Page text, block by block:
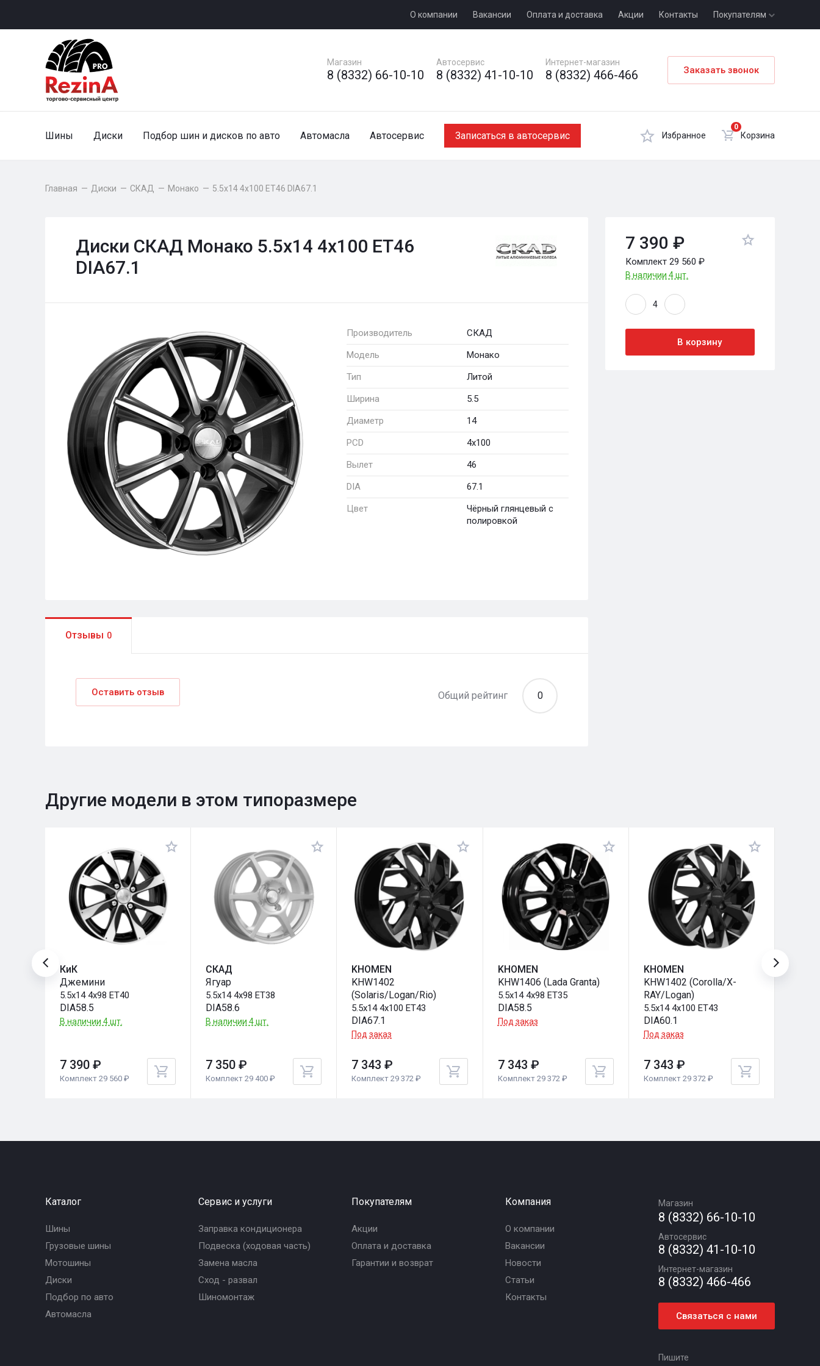
О компании Вакансии Оплата и доставка Акции Контакты Покупателям
Магазин
8 (8332) 66-10-10
Автосервис
8 (8332) 41-10-10
Интернет-магазин
8 (8332) 466-466 Заказать звонок
Шины Диски Подбор шин и дисков по авто Автомасла Автосервис Записаться в автосервис Избранное
0
Корзина
Главная — Диски — СКАД — Монако — 5.5x14 4x100 ET46 DIA67.1
Диски СКАД Монако 5.5x14 4x100 ET46
DIA67.1
Производитель
СКАД
Модель
Монако
Тип
Литой
Ширина
5.5
Диаметр
14
PCD
4x100
Вылет
46
DIA
67.1
Цвет
Чёрный глянцевый с
полировкой
Отзывы 0
Оставить отзыв Общий рейтинг 0
7 390 ₽
Комплект 29 560 ₽
В наличии 4 шт.
В корзину
Другие модели в этом типоразмере
КиК
Джемини
5.5x14 4x98 ET40
DIA58.5
В наличии 4 шт.
7 390 ₽
Комплект 29 560 ₽
СКАД
Ягуар
5.5x14 4x98 ET38
DIA58.6
В наличии 4 шт.
7 350 ₽
Комплект 29 400 ₽
KHOMEN
KHW1402
(Solaris/Logan/Rio)
5.5x14 4x100 ET43
DIA67.1
Под заказ
7 343 ₽
Комплект 29 372 ₽
KHOMEN
KHW1406 (Lada Granta)
5.5x14 4x98 ET35
DIA58.5
Под заказ
7 343 ₽
Комплект 29 372 ₽
KHOMEN
KHW1402 (Corolla/X-
RAY/Logan)
5.5x14 4x100 ET43
DIA60.1
Под заказ
7 343 ₽
Комплект 29 372 ₽
Каталог
Шины
Грузовые шины
Мотошины
Диски
Подбор по авто
Автомасла
Сервис и услуги
Заправка кондиционера
Подвеска (ходовая часть)
Замена масла
Сход - развал
Шиномонтаж
Покупателям
Акции
Оплата и доставка
Гарантии и возврат
Компания
О компании
Вакансии
Новости
Статьи
Контакты
Магазин
8 (8332) 66-10-10
Автосервис
8 (8332) 41-10-10
Интернет-магазин
8 (8332) 466-466
Связаться с нами
Пишите